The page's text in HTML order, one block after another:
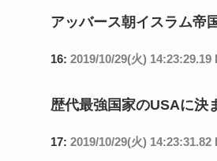
アッバース朝イスラム帝
16: 2019/10/29(火)
歴代最強国家のUSAに決
17: 2019/10/29(火)